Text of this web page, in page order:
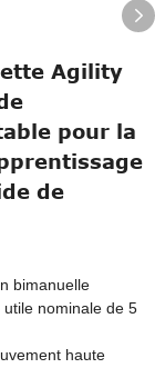
Agility
pour la
de
bimanuelle
nominale de 5
haute